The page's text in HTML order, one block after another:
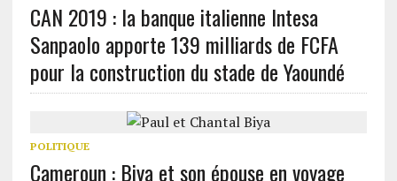
CAN 2019 : la banque italienne Intesa
Sanpaolo apporte 139 milliards de FCFA
pour la construction du stade de Yaoundé
POLITIQUE
Cameroun : Biya et son épouse en voyage